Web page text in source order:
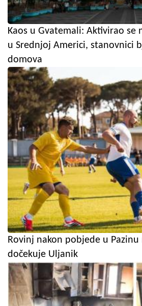
Kaos u Gvatemali: Aktivirao se
u Srednjoj Americi, stanovnici
domova
Rovinj nakon pobjede u
dočekuje Uljanik